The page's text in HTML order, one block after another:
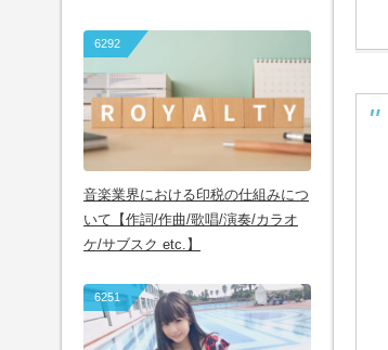
6292
音楽業界における印税の仕組みにつ
いて【作詞/作曲/歌唱/演奏/カラオ
ケ/サブスク etc.】
6251